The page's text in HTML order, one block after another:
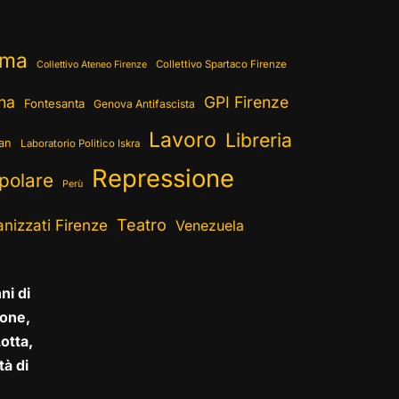
Collettivo Ateneo Firenze Collettivo Spartaco Firenze
Fontesanta Genova Antifascista GPI Firenze
Laboratorio Politico Iskra Lavoro Libreria
Perù Repressione
Firenze Teatro Venezuela
di
di